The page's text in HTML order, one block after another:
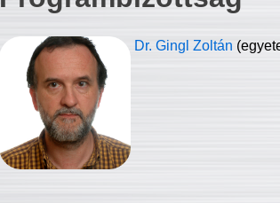
Dr. Gingl Zoltán